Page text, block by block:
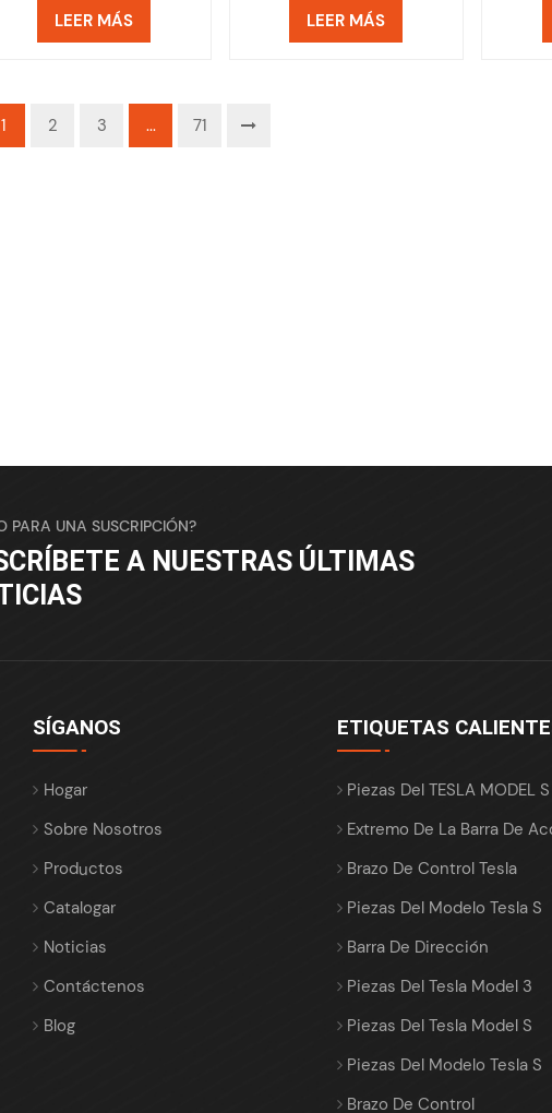
LEER MÁS
00-A
LEER MÁS
1 2 3 ... 71
PARA UNA SUSCRIPCIÓN?
A NUESTRAS ÚLTIMAS
SÍGANOS
Hogar
Sobre Nosotros
Productos
Catalogar
Noticias
Contáctenos
Blog
ETIQUETAS
Piezas Del TESLA MODEL S
Extremo De La Barra De
Brazo De Control Tesla
Piezas Del Modelo Tesla S
Barra De Dirección
Piezas Del Tesla Model 3
Piezas Del Tesla Model S
Piezas Del Modelo Tesla S
Brazo De Control